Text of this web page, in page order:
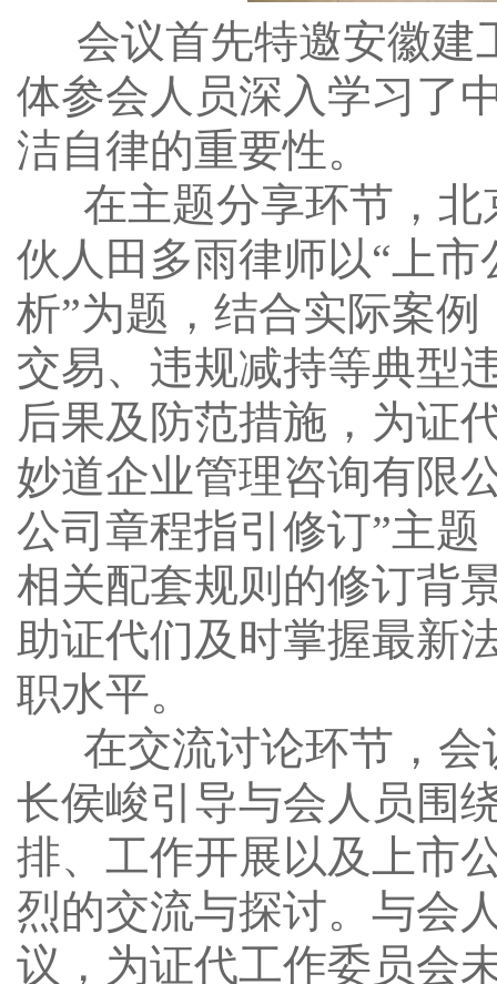
会议首先特邀安徽建
体参会人员深入学习了
洁自律的重要性。
在主题分享环节，北
伙人田多雨律师以“上
析”为题，结合实际案
交易、违规减持等典型
后果及防范措施，为证
妙道企业管理咨询有限
公司章程指引修订”主
相关配套规则的修订背
助证代们及时掌握最新
职水平。
在交流讨论环节，
长侯峻引导与会人员围
排、工作开展以及上市
烈的交流与探讨。与会
议，为证代工作委员会